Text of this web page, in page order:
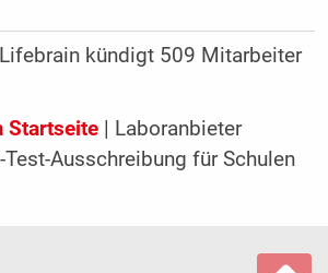
Lifebrain kündigt 509 Mitarbeiter
Startseite| Laboranbieter
Ausschreibung für Schulen